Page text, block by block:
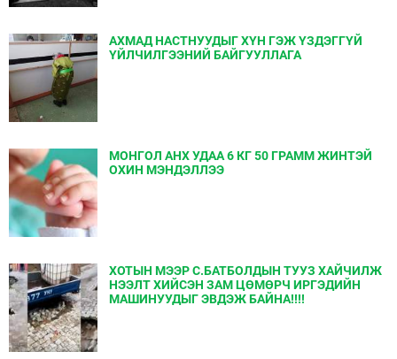
АХМАД НАСТНУУДЫГ ХҮН ГЭЖ ҮЗДЭГГҮЙ
ҮЙЛЧИЛГЭЭНИЙ БАЙГУУЛЛАГА
МОНГОЛ АНХ УДАА 6 КГ 50 ГРАММ ЖИНТЭЙ
ОХИН МЭНДЭЛЛЭЭ
ХОТЫН МЭЭР С.БАТБОЛДЫН ТУУЗ ХАЙЧИЛЖ
НЭЭЛТ ХИЙСЭН ЗАМ ЦӨМӨРЧ ИРГЭДИЙН
МАШИНУУДЫГ ЭВДЭЖ БАЙНА!!!!